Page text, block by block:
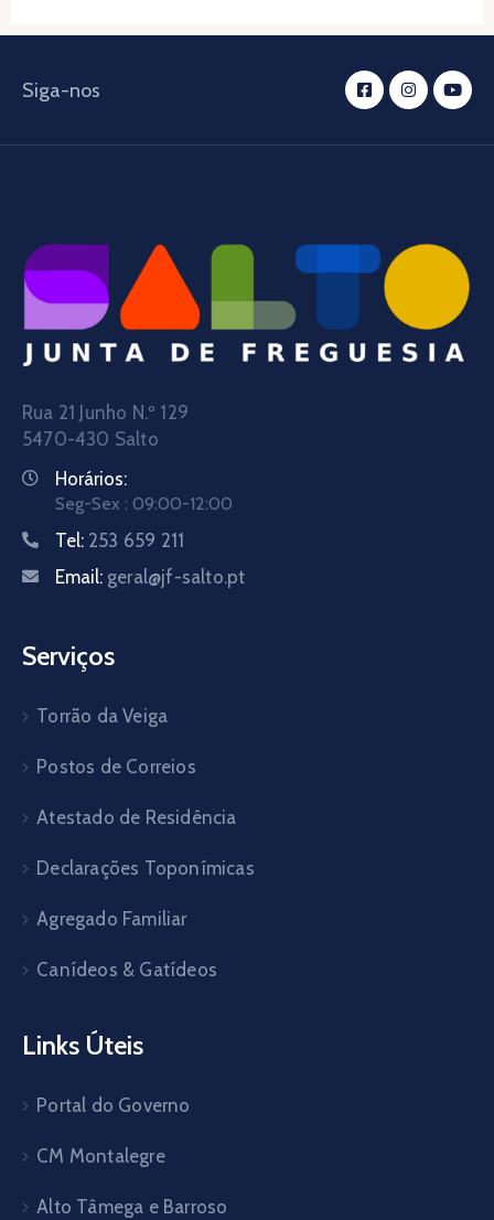
Siga-nos
Rua 21 Junho N.º 129
5470-430 Salto
Horários:
Seg-Sex : 09:00-12:00
Tel: 253 659 211
Email: geral@jf-salto.pt
Serviços
Torrão da Veiga
Postos de Correios
Atestado de Residência
Declarações Toponímicas
Agregado Familiar
Canídeos & Gatídeos
Links Úteis
Portal do Governo
CM Montalegre
Alto Tâmega e Barroso